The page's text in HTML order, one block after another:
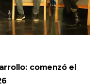
comenzó el